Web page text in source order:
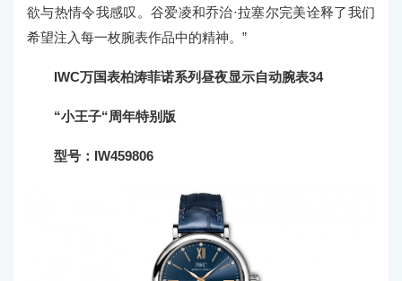
欲与热情令我感叹。谷爱凌和乔治·拉塞尔完美诠释了我们
希望注入每一枚腕表作品中的精神。”
IWC万国表柏涛菲诺系列昼夜显示自动腕表34
“小王子“周年特别版
型号：IW459806